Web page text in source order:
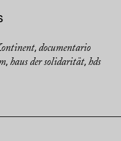
, documentario
, haus der solidarität, hds